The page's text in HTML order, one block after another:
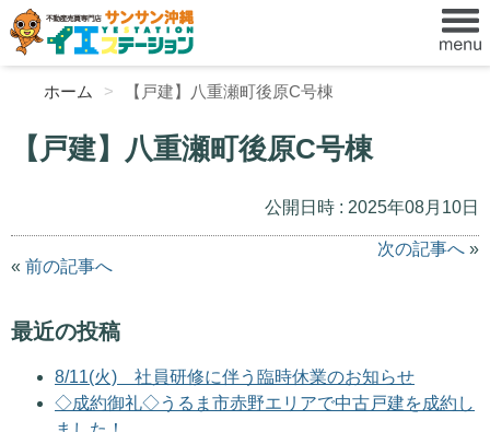
ホーム 【戸建】八重瀬町後原C号棟
【戸建】八重瀬町後原C号棟
公開日時 : 2025年08月10日
« 前の記事へ
次の記事へ »
最近の投稿
8/11(火) 社員研修に伴う臨時休業のお知らせ
◇成約御礼◇うるま市赤野エリアで中古戸建を成約し